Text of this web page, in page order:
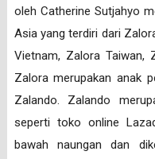
oleh Catherine Sutjahyo
Asia yang terdiri dari
Vietnam, Zalora Taiwan,
Zalora merupakan anak
Zalando. Zalando
seperti toko online
bawah naungan dan